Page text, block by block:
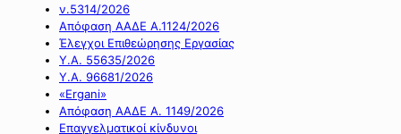
ν.5314/2026
Απόφαση ΑΑΔΕ Α.1124/2026
Έλεγχοι Επιθεώρησης Εργασίας
Υ.Α. 55635/2026
Υ.Α. 96681/2026
«Ergani»
Απόφαση ΑΑΔΕ Α. 1149/2026
Επαγγελματικοί κίνδυνοι